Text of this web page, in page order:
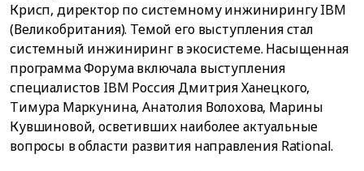
Крисп, директор по системному инжинирингу IBM
(Великобритания). Темой его выступления стал
системный инжиниринг в экосистеме. Насыщенная
программа Форума включала выступления
специалистов IBM Россия Дмитрия Ханецкого,
Тимура Маркунина, Анатолия Волохова, Марины
Кувшиновой, осветивших наиболее актуальные
вопросы в области развития направления Rational.